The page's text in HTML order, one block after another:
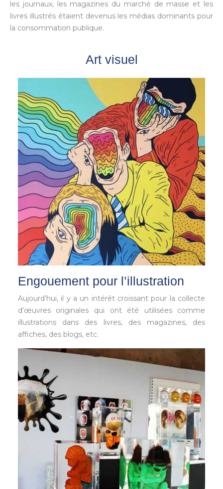
les journaux, les magazines du marché de masse et les
livres illustrés étaient devenus les médias dominants pour
la consommation publique.
Art visuel
Engouement pour l’illustration
Aujourd’hui, il y a un intérêt croissant pour la collecte
d’œuvres originales qui ont été utilisées comme
illustrations dans des livres, des magazines, des
affiches, des blogs, etc.